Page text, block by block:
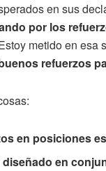
en sus
por los
metido en esa
refuerzos
en posiciones
diseñado en